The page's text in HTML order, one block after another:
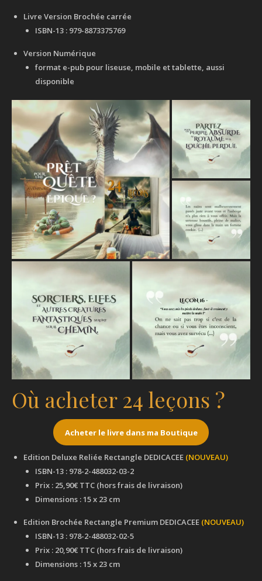
Livre Version Brochée carrée
ISBN-13 : 979-8873375769
Version Numérique
format e-pub pour liseuse, mobile et tablette, aussi
disponible
Où acheter 24 leçons ?
Acheter le livre dans ma Boutique
Edition Deluxe Reliée Rectangle DEDICACEE (NOUVEAU)
ISBN-13 : 978-2-488032-03-2
Prix : 25,90€ TTC (hors frais de livraison)
Dimensions : 15 x 23 cm
Edition Brochée Rectangle Premium DEDICACEE (NOUVEAU)
ISBN-13 : 978-2-488032-02-5
Prix : 20,90€ TTC (hors frais de livraison)
Dimensions : 15 x 23 cm